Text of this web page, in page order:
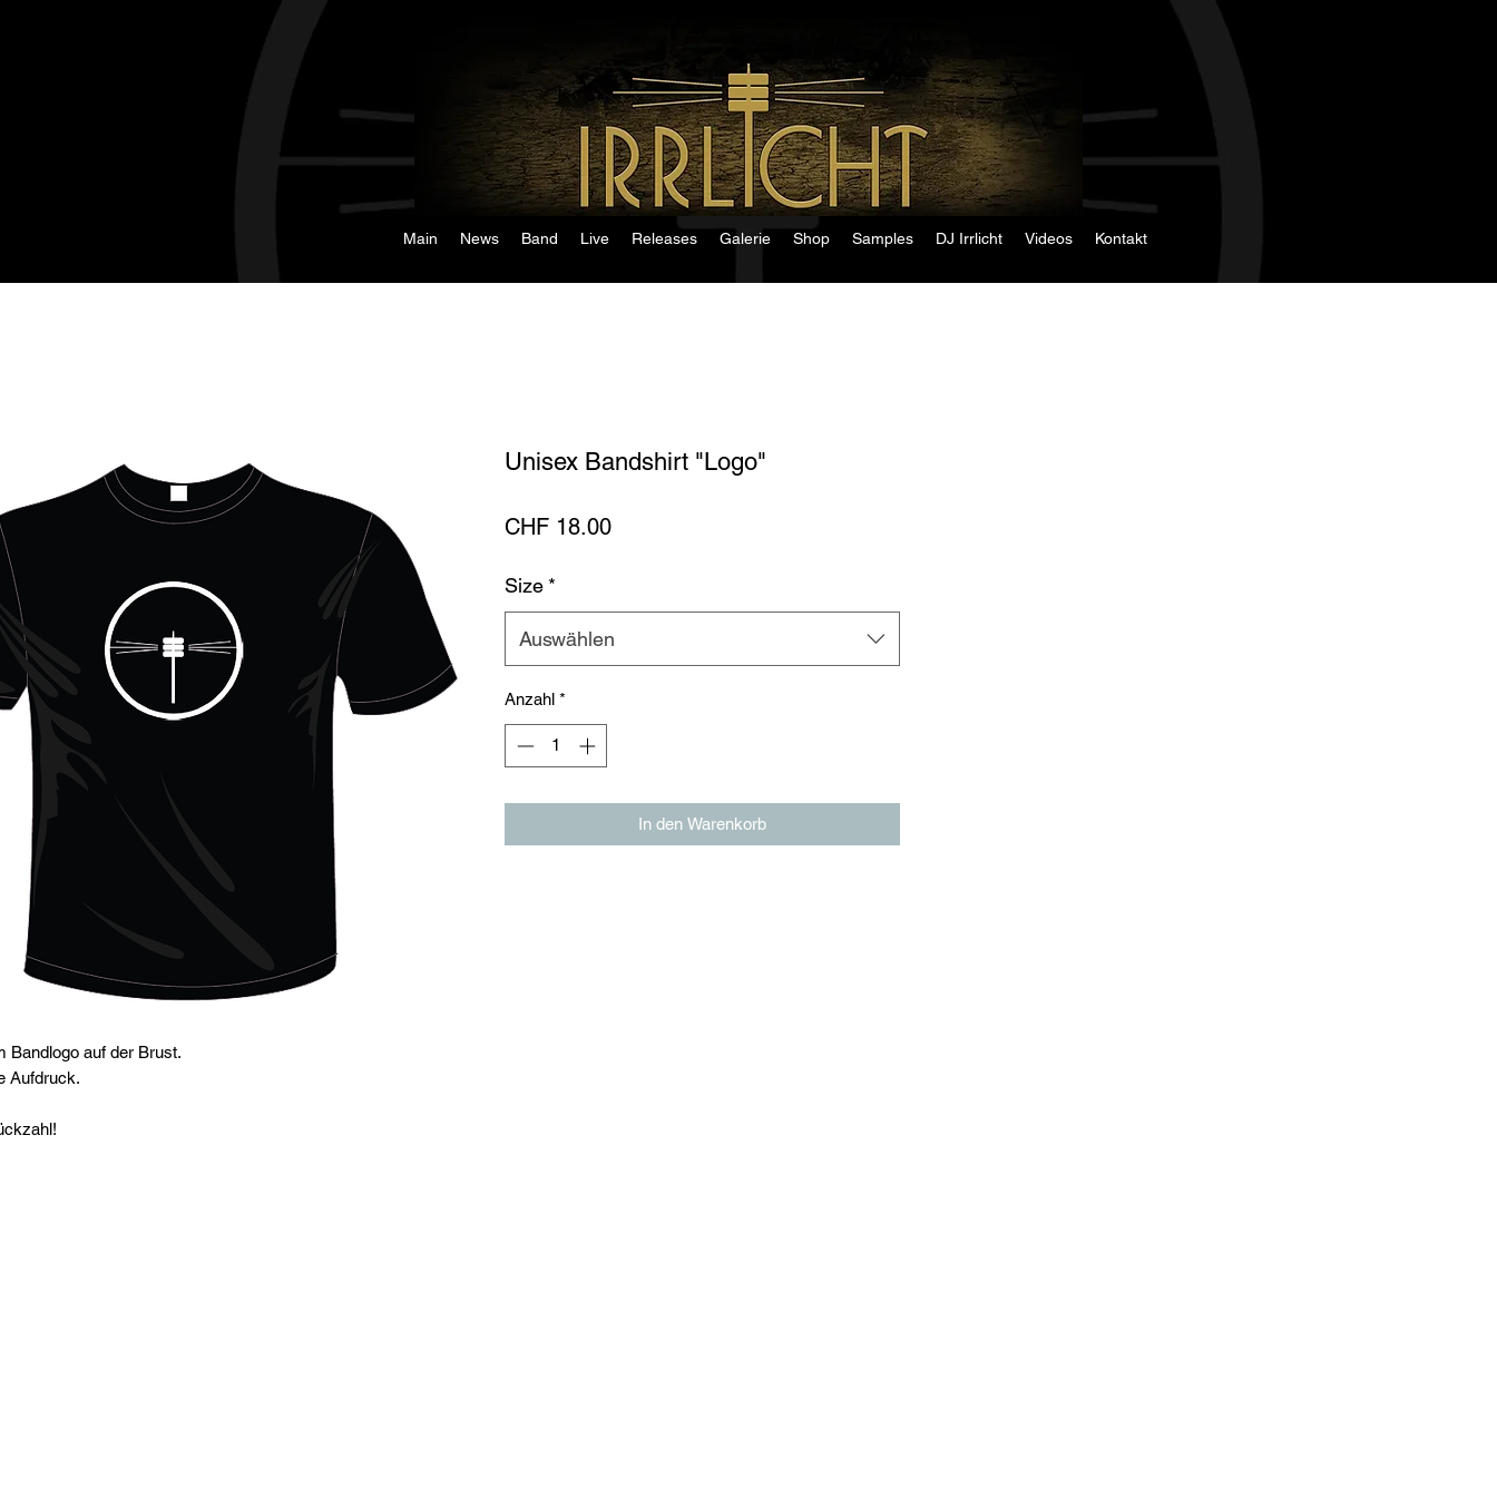
Main News Band Live Releases Galerie Shop Samples DJ Irrlicht Videos Kontakt
Bandlogo auf der Brust.
Aufdruck.
Unisex Bandshirt "Logo"
CHF 18.00Preis
Size *
Auswählen
Anzahl *
In den Warenkorb